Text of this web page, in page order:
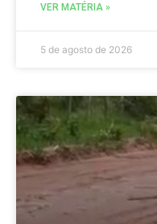
VER MATÉRIA »
5 de agosto de 2026